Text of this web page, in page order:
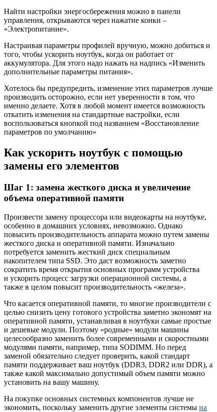
Найти настройки энергосбережения можно в панели
управления, открываются через нажатие конки –
«Электропитание».
Настраивая параметры профилей вручную, можно добиться и
того, чтобы ускорить ноутбук, когда он работает от
аккумулятора. Для этого надо нажать на надпись «Изменить
дополнительные параметры питания».
Хотелось бы предупредить, изменение этих параметров лучше
производить осторожно, если нет уверенности в том, что
именно делаете. Хотя в любой момент имеется возможность
откатить изменения на стандартные настройки, если
воспользоваться кнопкой под названием «Восстановление
параметров по умолчанию»
Как ускорить ноутбук с помощью
замены его элементов
Шаг 1: замена жесткого диска и увеличение
объема оперативной памяти
Произвести замену процессора или видеокарты на ноутбуке,
особенно в домашних условиях, невозможно. Однако
повысить производительность аппарата можно путем замены
жесткого диска и оперативной памяти. Изначально
потребуется заменить жесткий диск специальным
накопителем типа SSD. Это даст возможность заметно
сократить время открытия основных программ устройства
и ускорить процесс загрузки операционной системы, а
также в целом повысит производительность «железа».
Что касается оперативной памяти, то многие производители с
целью снизить цену готового устройства заметно экономят на
оперативной памяти, устанавливая в ноутбуки самые простые
и дешевые модули. Поэтому «родные» модули машины
целесообразно заменить более современными и скоростными
модулями памяти, например, типа SODIMM. Но перед
заменой обязательно следует проверить, какой стандарт
памяти поддерживает ваш ноутбук (DDR3, DDR2 или DDR), а
также какой максимально допустимый объем памяти можно
установить на вашу машину.
На покупке основных системных компонентов лучше не
экономить, поскольку заменить другие элементы системы на